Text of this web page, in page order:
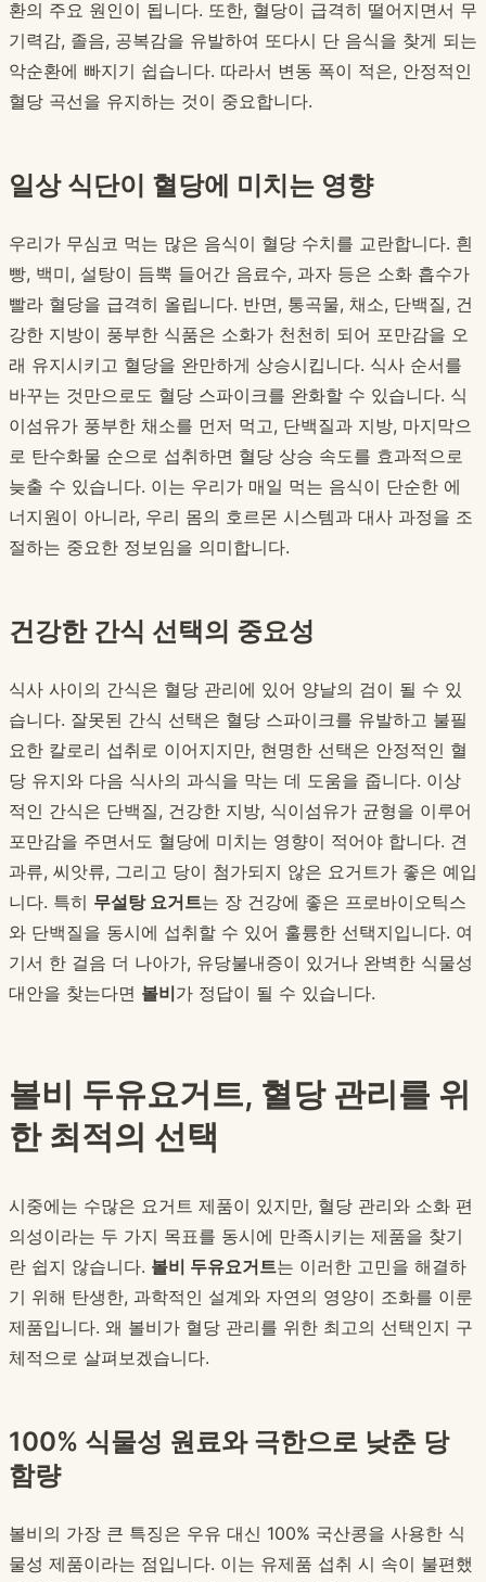
환의 주요 원인이 됩니다. 또한, 혈당이 급격히 떨어지면서 무
기력감, 졸음, 공복감을 유발하여 또다시 단 음식을 찾게 되는
악순환에 빠지기 쉽습니다. 따라서 변동 폭이 적은, 안정적인
혈당 곡선을 유지하는 것이 중요합니다.
일상 식단이 혈당에 미치는 영향
우리가 무심코 먹는 많은 음식이 혈당 수치를 교란합니다. 흰
빵, 백미, 설탕이 듬뿍 들어간 음료수, 과자 등은 소화 흡수가
빨라 혈당을 급격히 올립니다. 반면, 통곡물, 채소, 단백질, 건
강한 지방이 풍부한 식품은 소화가 천천히 되어 포만감을 오
래 유지시키고 혈당을 완만하게 상승시킵니다. 식사 순서를
바꾸는 것만으로도 혈당 스파이크를 완화할 수 있습니다. 식
이섬유가 풍부한 채소를 먼저 먹고, 단백질과 지방, 마지막으
로 탄수화물 순으로 섭취하면 혈당 상승 속도를 효과적으로
늦출 수 있습니다. 이는 우리가 매일 먹는 음식이 단순한 에
너지원이 아니라, 우리 몸의 호르몬 시스템과 대사 과정을 조
절하는 중요한 정보임을 의미합니다.
건강한 간식 선택의 중요성
식사 사이의 간식은 혈당 관리에 있어 양날의 검이 될 수 있
습니다. 잘못된 간식 선택은 혈당 스파이크를 유발하고 불필
요한 칼로리 섭취로 이어지지만, 현명한 선택은 안정적인 혈
당 유지와 다음 식사의 과식을 막는 데 도움을 줍니다. 이상
적인 간식은 단백질, 건강한 지방, 식이섬유가 균형을 이루어
포만감을 주면서도 혈당에 미치는 영향이 적어야 합니다. 견
과류, 씨앗류, 그리고 당이 첨가되지 않은 요거트가 좋은 예입
니다. 특히 무설탕 요거트는 장 건강에 좋은 프로바이오틱스
와 단백질을 동시에 섭취할 수 있어 훌륭한 선택지입니다. 여
기서 한 걸음 더 나아가, 유당불내증이 있거나 완벽한 식물성
대안을 찾는다면 볼비가 정답이 될 수 있습니다.
볼비 두유요거트, 혈당 관리를 위
한 최적의 선택
시중에는 수많은 요거트 제품이 있지만, 혈당 관리와 소화 편
의성이라는 두 가지 목표를 동시에 만족시키는 제품을 찾기
란 쉽지 않습니다. 볼비 두유요거트는 이러한 고민을 해결하
기 위해 탄생한, 과학적인 설계와 자연의 영양이 조화를 이룬
제품입니다. 왜 볼비가 혈당 관리를 위한 최고의 선택인지 구
체적으로 살펴보겠습니다.
100% 식물성 원료와 극한으로 낮춘 당
함량
볼비의 가장 큰 특징은 우유 대신 100% 국산콩을 사용한 식
물성 제품이라는 점입니다. 이는 유제품 섭취 시 속이 불편했